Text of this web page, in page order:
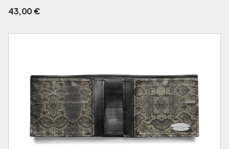
43,00€